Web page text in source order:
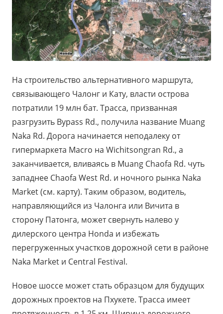
На строительство альтернативного маршрута,
связывающего Чалонг и Кату, власти острова
потратили 19 млн бат. Трасса, призванная
разгрузить Bypass Rd., получила название Muang
Naka Rd. Дорога начинается неподалеку от
гипермаркета Macro на Wichitsongran Rd., а
заканчивается, вливаясь в Muang Chaofa Rd. чуть
западнее Chaofa West Rd. и ночного рынка Naka
Market (см. карту). Таким образом, водитель,
направляющийся из Чалонга или Вичита в
сторону Патонга, может свернуть налево у
дилерского центра Honda и избежать
перегруженных участков дорожной сети в районе
Naka Market и Central Festival.
Новое шоссе может стать образцом для будущих
дорожных проектов на Пхукете. Трасса имеет